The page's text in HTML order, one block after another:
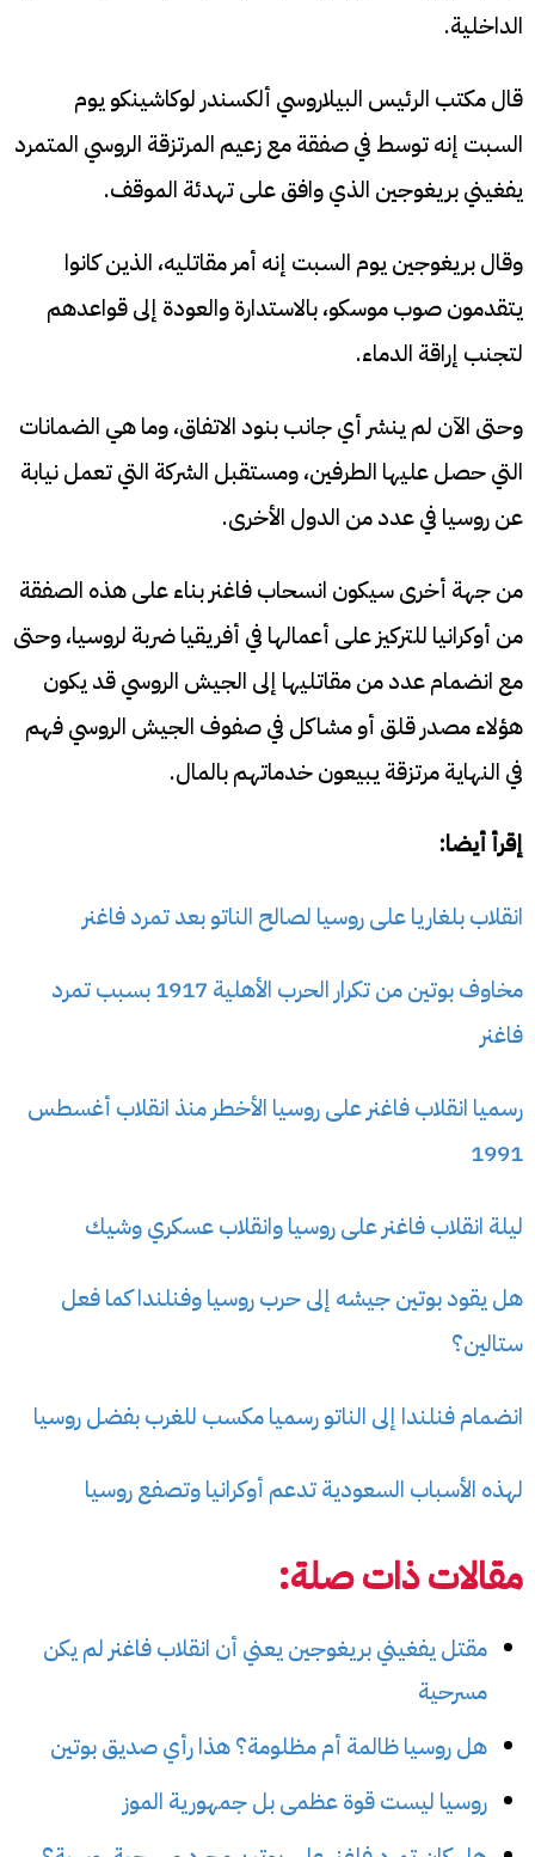
الداخلية.
قال مكتب الرئيس البيلاروسي ألكسندر لوكاشينكو يوم
السبت إنه توسط في صفقة مع زعيم المرتزقة الروسي المتمرد
يفغيني بريغوجين الذي وافق على تهدئة الموقف.
وقال بريغوجين يوم السبت إنه أمر مقاتليه، الذين كانوا
يتقدمون صوب موسكو، بالاستدارة والعودة إلى قواعدهم
لتجنب إراقة الدماء.
وحتى الآن لم ينشر أي جانب بنود الاتفاق، وما هي الضمانات
التي حصل عليها الطرفين، ومستقبل الشركة التي تعمل نيابة
عن روسيا في عدد من الدول الأخرى.
من جهة أخرى سيكون انسحاب فاغنر بناء على هذه الصفقة
من أوكرانيا للتركيز على أعمالها في أفريقيا ضربة لروسيا، وحتى
مع انضمام عدد من مقاتليها إلى الجيش الروسي قد يكون
هؤلاء مصدر قلق أو مشاكل في صفوف الجيش الروسي فهم
في النهاية مرتزقة يبيعون خدماتهم بالمال.
إقرأ أيضا:
انقلاب بلغاريا على روسيا لصالح الناتو بعد تمرد فاغنر
مخاوف بوتين من تكرار الحرب الأهلية 1917 بسبب تمرد
فاغنر
رسميا انقلاب فاغنر على روسيا الأخطر منذ انقلاب أغسطس
1991
ليلة انقلاب فاغنر على روسيا وانقلاب عسكري وشيك
هل يقود بوتين جيشه إلى حرب روسيا وفنلندا كما فعل
ستالين؟
انضمام فنلندا إلى الناتو رسميا مكسب للغرب بفضل روسيا
لهذه الأسباب السعودية تدعم أوكرانيا وتصفع روسيا
مقالات ذات صلة:
مقتل يفغيني بريغوجين يعني أن انقلاب فاغنر لم يكن
مسرحية
هل روسيا ظالمة أم مظلومة؟ هذا رأي صديق بوتين
روسيا ليست قوة عظمى بل جمهورية الموز